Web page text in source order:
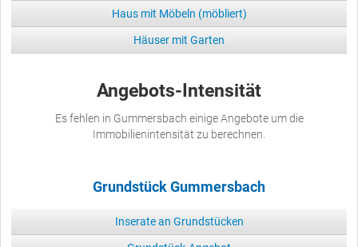
Haus mit Möbeln (möbliert)
Häuser mit Garten
Angebots-Intensität
Es fehlen in Gummersbach einige Angebote um die
Immobilienintensität zu berechnen.
Grundstück Gummersbach
Inserate an Grundstücken